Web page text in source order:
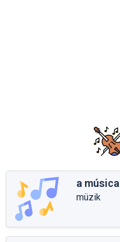
a música
müzik